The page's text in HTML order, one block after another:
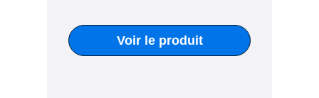
Voir le produit